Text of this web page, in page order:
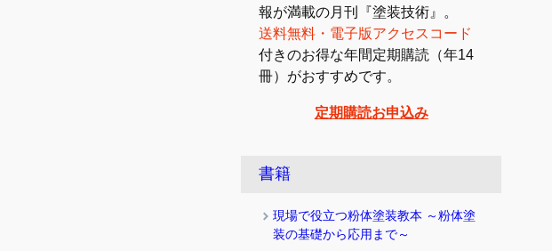
報が満載の月刊『塗装技術』。
送料無料・電子版アクセスコード
付きのお得な年間定期購読（年14
冊）がおすすめです。
定期購読お申込み
書籍
現場で役立つ粉体塗装教本 ～粉体塗
装の基礎から応用まで～